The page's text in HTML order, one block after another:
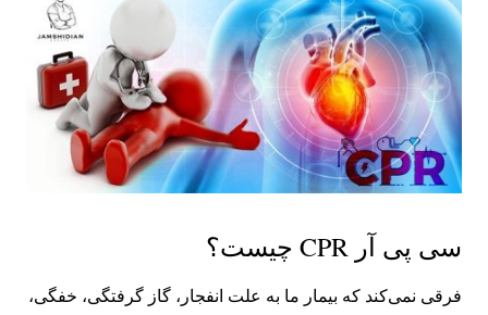
سی پی آر CPR چیست؟
فرقی نمی‌کند که بیمار ما به علت انفجار، گاز گرفتگی، خفگی،